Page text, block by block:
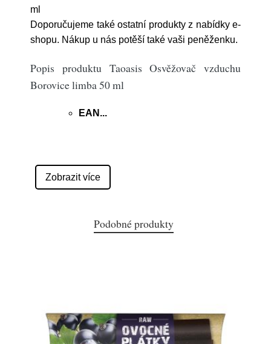
ml
Doporučujeme také ostatní produkty z nabídky e-
shopu. Nákup u nás potěší také vaši peněženku.
Popis produktu Taoasis Osvěžovač vzduchu
Borovice limba 50 ml
EAN ...
Zobrazit více
Podobné produkty